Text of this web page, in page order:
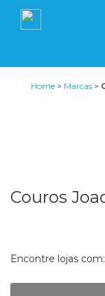
Home > Marcas >
Couros
Encontre lojas com: